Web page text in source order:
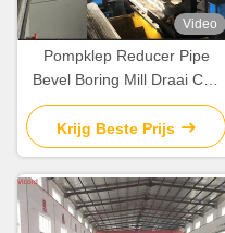
Video
Pompklep Reducer Pipe
Bevel Boring Mill Draai Cnc
Machine Draaien Machine
Krijg Beste Prijs